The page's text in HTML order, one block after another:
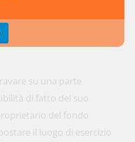
su una parte
di fatto del suo
del fondo
il luogo di esercizio